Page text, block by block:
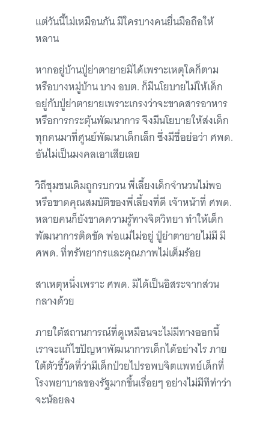
แต่วันนี้ไม่เหมือนกัน มีใครบางคนยื่นมือถือให้
หลาน
หากอยู่บ้านปู่ย่าตายายมิได้เพราะเหตุใดก็ตาม
หรือบางหมู่บ้าน บาง อบต. ก็มีนโยบายไม่ให้เด็ก
อยู่กับปู่ย่าตายายเพราะเกรงว่าจะขาดสารอาหาร
หรือการกระตุ้นพัฒนาการ จึงมีนโยบายให้ส่งเด็ก
ทุกคนมาที่ศูนย์พัฒนาเด็กเล็ก ซึ่งมีชื่อย่อว่า ศพด.
อันไม่เป็นมงคลเอาเสียเลย
วิถีชุมชนเดิมถูกรบกวน พี่เลี้ยงเด็กจำนวนไม่พอ
หรือขาดคุณสมบัติของพี่เลี้ยงที่ดี เจ้าหน้าที่ ศพด.
หลายคนก็ยังขาดความรู้ทางจิตวิทยา ทำให้เด็ก
พัฒนาการติดขัด พ่อแม่ไม่อยู่ ปู่ย่าตายายไม่มี มี
ศพด. ที่ทรัพยากรและคุณภาพไม่เต็มร้อย
สาเหตุหนึ่งเพราะ ศพด. มิได้เป็นอิสระจากส่วน
กลางด้วย
ภายใต้สถานการณ์ที่ดูเหมือนจะไม่มีทางออกนี้
เราจะแก้ไขปัญหาพัฒนาการเด็กได้อย่างไร ภาย
ใต้ตัวชี้วัดที่ว่ามีเด็กป่วยไปรอพบจิตแพทย์เด็กที่
โรงพยาบาลของรัฐมากขึ้นเรื่อยๆ อย่างไม่มีทีท่าว่า
จะน้อยลง